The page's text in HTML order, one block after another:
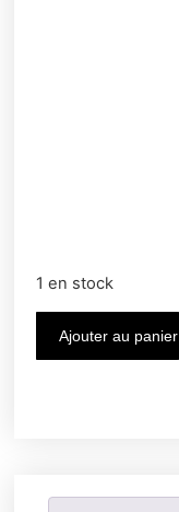
1 en stock
Ajouter au panier